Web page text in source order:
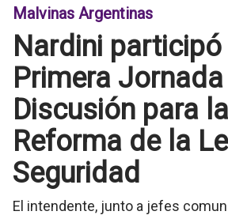
Malvinas Argentinas
Nardini
Primera
Discusión para la
Reforma de la
Seguridad
El intendente, junto a jefes